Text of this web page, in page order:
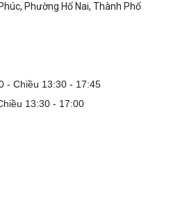
Phường Hố Nai, Thành Phố
- Chiều 13:30 - 17:45
13:30 - 17:00